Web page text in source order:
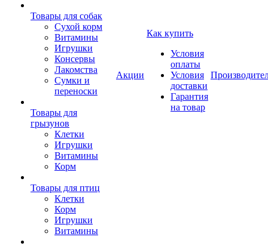
Товары для собак
Cухой корм
Витамины
Игрушки
Консервы
Лакомства
Сумки и
переноски
Товары для
грызунов
Клетки
Игрушки
Витамины
Корм
Товары для птиц
Клетки
Корм
Игрушки
Витамины
Акции
Как купить
Условия
оплаты
Условия
доставки
Гарантия
на товар